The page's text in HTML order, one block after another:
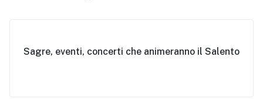
Sagre, eventi, concerti che animeranno il Salento